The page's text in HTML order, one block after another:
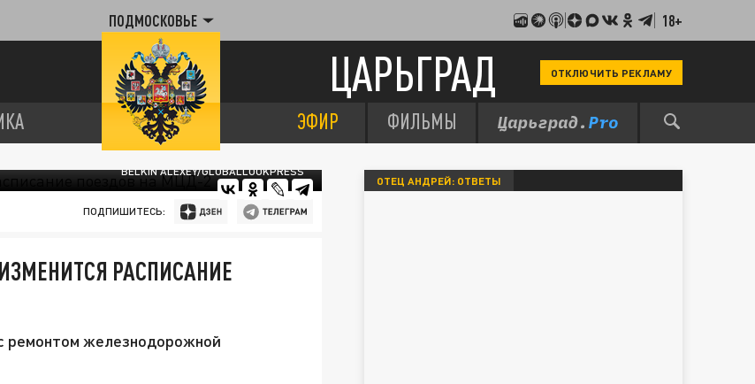
ПОДМОСКОВЬЕ 18+
ЦАРЬГРАД ОТКЛЮЧИТЬ РЕКЛАМУ
ЭФИР ФИЛЬМЫ
BELKIN ALEXEY/GLOBALLOOKPRESS
ПОДПИШИТЕСЬ:
РАСПИСАНИЕ
ремонтом железнодорожной
ОТЕЦ АНДРЕЙ: ОТВЕТЫ